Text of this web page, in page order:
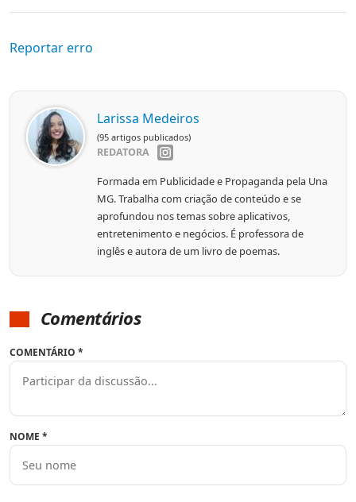
Reportar erro
Larissa Medeiros
(95 artigos publicados)
REDATORA
Formada em Publicidade e Propaganda pela Una
MG. Trabalha com criação de conteúdo e se
aprofundou nos temas sobre aplicativos,
entretenimento e negócios. É professora de
inglês e autora de um livro de poemas.
Comentários
COMENTÁRIO *
NOME *